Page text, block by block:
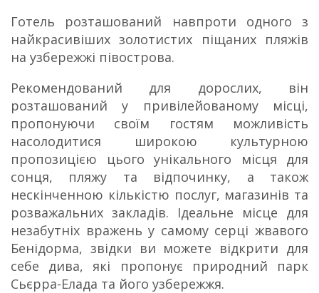
Готель розташований навпроти одного з
найкрасивіших золотистих піщаних пляжів
на узбережжі півострова.
Рекомендований для дорослих, він
розташований у привілейованому місці,
пропонуючи своїм гостям можливість
насолодитися широкою культурною
пропозицією цього унікального місця для
сонця, пляжу та відпочинку, а також
нескінченною кількістю послуг, магазинів та
розважальних закладів. Ідеальне місце для
незабутніх вражень у самому серці жвавого
Бенідорма, звідки ви можете відкрити для
себе дива, які пропонує природний парк
Сьєрра-Елада та його узбережжя.